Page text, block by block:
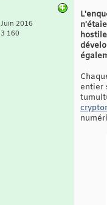
Juin 2016
3 160
entier